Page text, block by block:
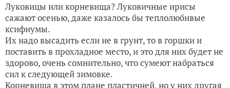
Луковицы или корневища? Луковичные ирисы
сажают осенью, даже казалось бы теплолюбивые
ксифиумы.
Их надо высадить если не в грунт, то в горшки и
поставить в прохладное место, и это для них будет не
здорово, очень сомнительно, что сумеют набраться
сил к следующей зимовке.
Корневища в этом плане пластичней, но у них другая